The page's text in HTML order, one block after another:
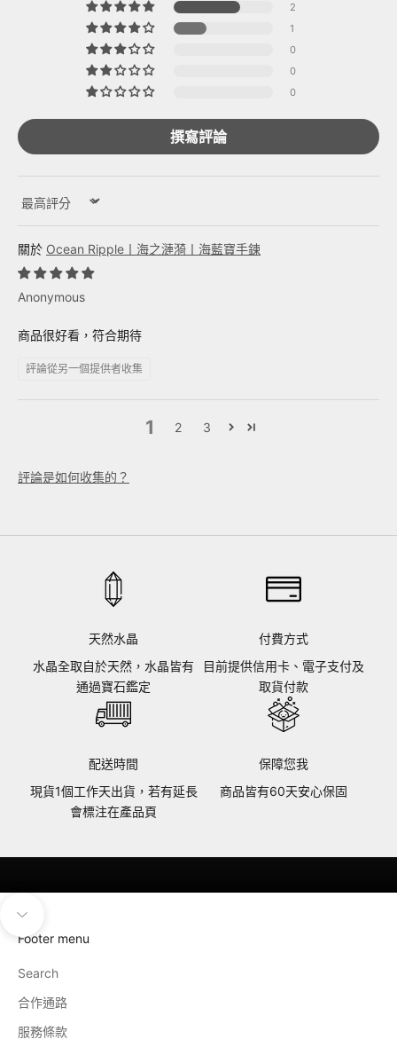
2
1
0
0
0
撰寫評論
Sort by
Ocean Ripple丨海之漣漪丨海藍寶手鍊
Anonymous
商品很好看，符合期待
評論從另一個提供者收集
1 2 3
評論是如何收集的？
天然水晶
水晶全取自於天然，水晶皆有
通過寶石鑑定
付費方式
目前提供信用卡、電子支付及
取貨付款
配送時間
現貨1個工作天出貨，若有延長
會標注在產品頁
保障您我
商品皆有60天安心保固
Footer menu
Search
合作通路
服務條款